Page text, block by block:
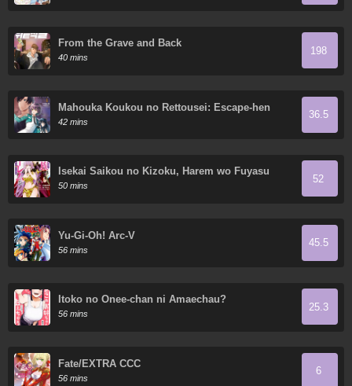
From the Grave and Back
40 mins
198
Mahouka Koukou no Rettousei: Escape-hen
42 mins
36.5
Isekai Saikou no Kizoku, Harem wo Fuyasu
Hodo Tsuyoku Naru
50 mins
52
Yu-Gi-Oh! Arc-V
56 mins
45.5
Itoko no Onee-chan ni Amaechau?
56 mins
25.3
Fate/EXTRA CCC
56 mins
6